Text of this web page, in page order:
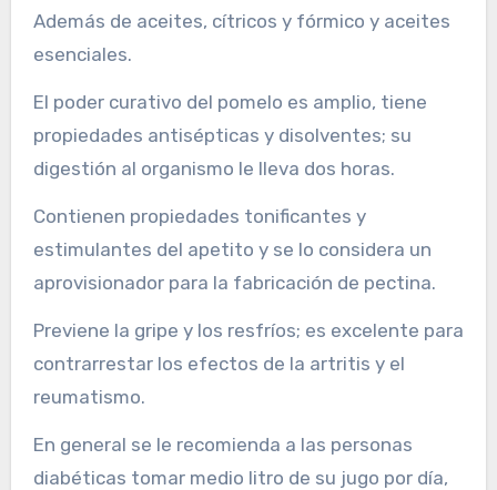
Además de aceites, cítricos y fórmico y aceites
esenciales.
El poder curativo del pomelo es amplio, tiene
propiedades antisépticas y disolventes; su
digestión al organismo le lleva dos horas.
Contienen propiedades tonificantes y
estimulantes del apetito y se lo considera un
aprovisionador para la fabricación de pectina.
Previene la gripe y los resfríos; es excelente para
contrarrestar los efectos de la artritis y el
reumatismo.
En general se le recomienda a las personas
diabéticas tomar medio litro de su jugo por día,